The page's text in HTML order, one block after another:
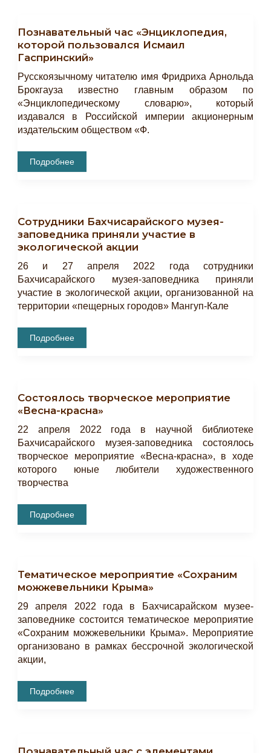
Познавательный час «Энциклопедия,
которой пользовался Исмаил
Гаспринский»
Русскоязычному читателю имя Фридриха Арнольда
Брокгауза известно главным образом по
«Энциклопедическому словарю», который
издавался в Российской империи акционерным
издательским обществом «Ф.
Познавательный
Час
Подробнее
Сотрудники Бахчисарайского музея-
заповедника приняли участие в
экологической акции
26 и 27 апреля 2022 года сотрудники
Бахчисарайского музея-заповедника приняли
участие в экологической акции, организованной на
территории «пещерных городов» Мангуп-Кале
Сотрудники
Бахчисарайского
Экологической
Акции
Подробнее
Состоялось творческое мероприятие
«Весна-красна»
22 апреля 2022 года в научной библиотеке
Бахчисарайского музея-заповедника состоялось
творческое мероприятие «Весна-красна», в ходе
которого юные любители художественного
творчества
Состоялось
Творческое
Подробнее
Тематическое мероприятие «Сохраним
можжевельники Крыма»
29 апреля 2022 года в Бахчисарайском музее-
заповеднике состоится тематическое мероприятие
«Сохраним можжевельники Крыма». Мероприятие
организовано в рамках бессрочной экологической
акции,
Тематическое
Мероприятие
Подробнее